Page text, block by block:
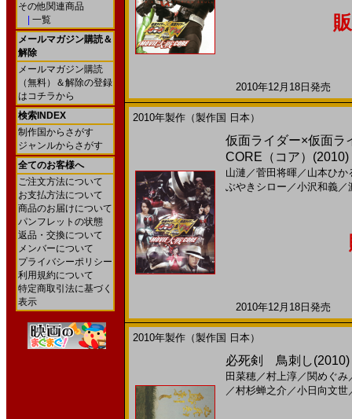
その他関連商品
一覧
メールマガジン購読＆
解除
メールマガジン購読
（無料）＆解除の登録
はコチラから
検索INDEX
制作国からさがす
ジャンルからさがす
全てのお客様へ
ご注文方法について
お支払方法について
商品のお届けについて
パンフレットの状態
返品・交換について
メンバーについて
プライバシーポリシー
利用規約について
特定商取引法に基づく
表示
2010年12月18日発売
2010年製作（製作国 日本）
仮面ライダー×仮面
CORE（コア）
山漣 ／菅田将暉／ 山本ひか
ぶやきシロー ／小沢和義／
2010年12月18日発売
2010年製作（製作国 日本）
必死剣 鳥刺し(2010)
田菜穂／村上淳／ 関めぐみ
／村杉蝉之介 ／小日向文世